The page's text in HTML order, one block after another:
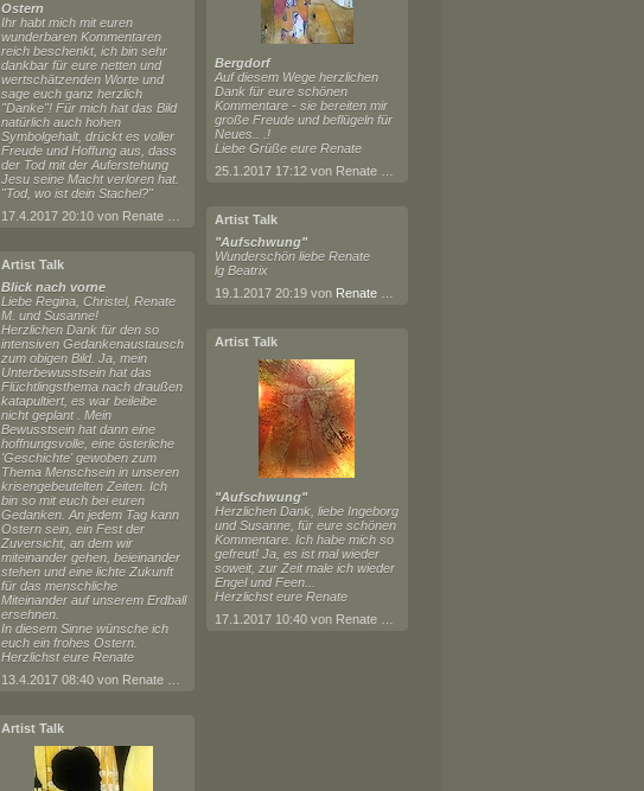
Ostern
Ihr habt mich mit euren
wunderbaren Kommentaren
reich beschenkt, ich bin sehr
dankbar für eure netten und
wertschätzenden Worte und
sage euch ganz herzlich
"Danke"! Für mich hat das Bild
natürlich auch hohen
Symbolgehalt, drückt es voller
Freude und Hoffung aus, dass
der Tod mit der Auferstehung
Jesu seine Macht verloren hat.
"Tod, wo ist dein Stachel?"
Artist Talk
Blick nach vorne
Liebe Regina, Christel, Renate
M. und Susanne!
Herzlichen Dank für den so
intensiven Gedankenaustausch
zum obigen Bild. Ja, mein
Unterbewusstsein hat das
Flüchtlingsthema nach draußen
katapultiert, es war beileibe
nicht geplant . Mein
Bewusstsein hat dann eine
hoffnungsvolle, eine österliche
'Geschichte' gewoben zum
Thema Menschsein in unseren
krisengebeutelten Zeiten. Ich
bin so mit euch bei euren
Gedanken. An jedem Tag kann
Ostern sein, ein Fest der
Zuversicht, an dem wir
miteinander gehen, beieinander
stehen und eine lichte Zukunft
für das menschliche
Miteinander auf unserem Erdball
ersehnen.
In diesem Sinne wünsche ich
euch ein frohes Ostern.
Herzlichst eure Renate
Artist Talk
Bergdorf
Auf diesem Wege herzlichen
Dank für eure schönen
Kommentare - sie bereiten mir
große Freude und beflügeln für
Neues.. .!
Liebe Grüße eure Renate
Artist Talk
"Aufschwung"
Wunderschön liebe Renate
lg Beatrix
19.1.2017 20:19 von Renate Horn
Artist Talk
"Aufschwung"
Herzlichen Dank, liebe Ingeborg
und Susanne, für eure schönen
Kommentare. Ich habe mich so
gefreut! Ja, es ist mal wieder
soweit, zur Zeit male ich wieder
Engel und Feen...
Herzlichst eure Renate